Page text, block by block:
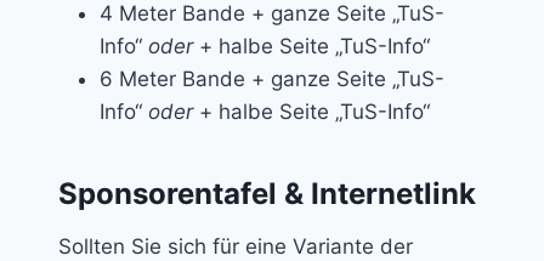
4 Meter Bande + ganze Seite „TuS-
Info“ oder + halbe Seite „TuS-Info“
6 Meter Bande + ganze Seite „TuS-
Info“ oder + halbe Seite „TuS-Info“
Sponsorentafel & Internetlink
Sollten Sie sich für eine Variante der